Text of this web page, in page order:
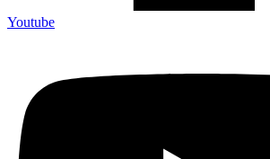
Youtube